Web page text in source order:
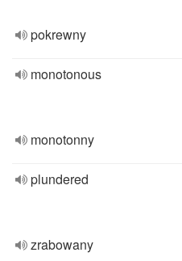
pokrewny
monotonous
monotonny
plundered
zrabowany